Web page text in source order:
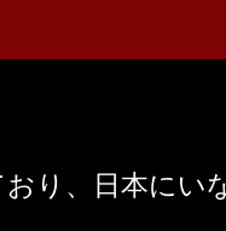
り、日本にい